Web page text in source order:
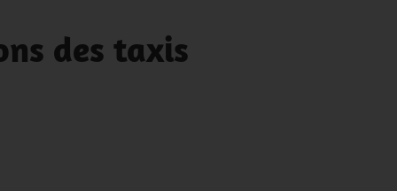
des taxis